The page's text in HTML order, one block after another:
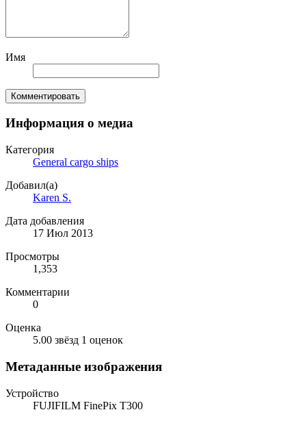
Имя
Комментировать
Информация о медиа
Категория
General cargo ships
Добавил(а)
Karen S.
Дата добавления
17 Июл 2013
Просмотры
1,353
Комментарии
0
Оценка
5.00 звёзд 1 оценок
Метаданные изображения
Устройство
FUJIFILM FinePix T300